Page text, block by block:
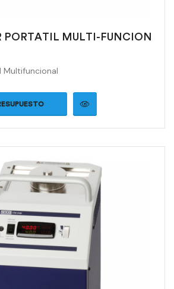
PORTATIL MULTI-FUNCION
Multifuncional